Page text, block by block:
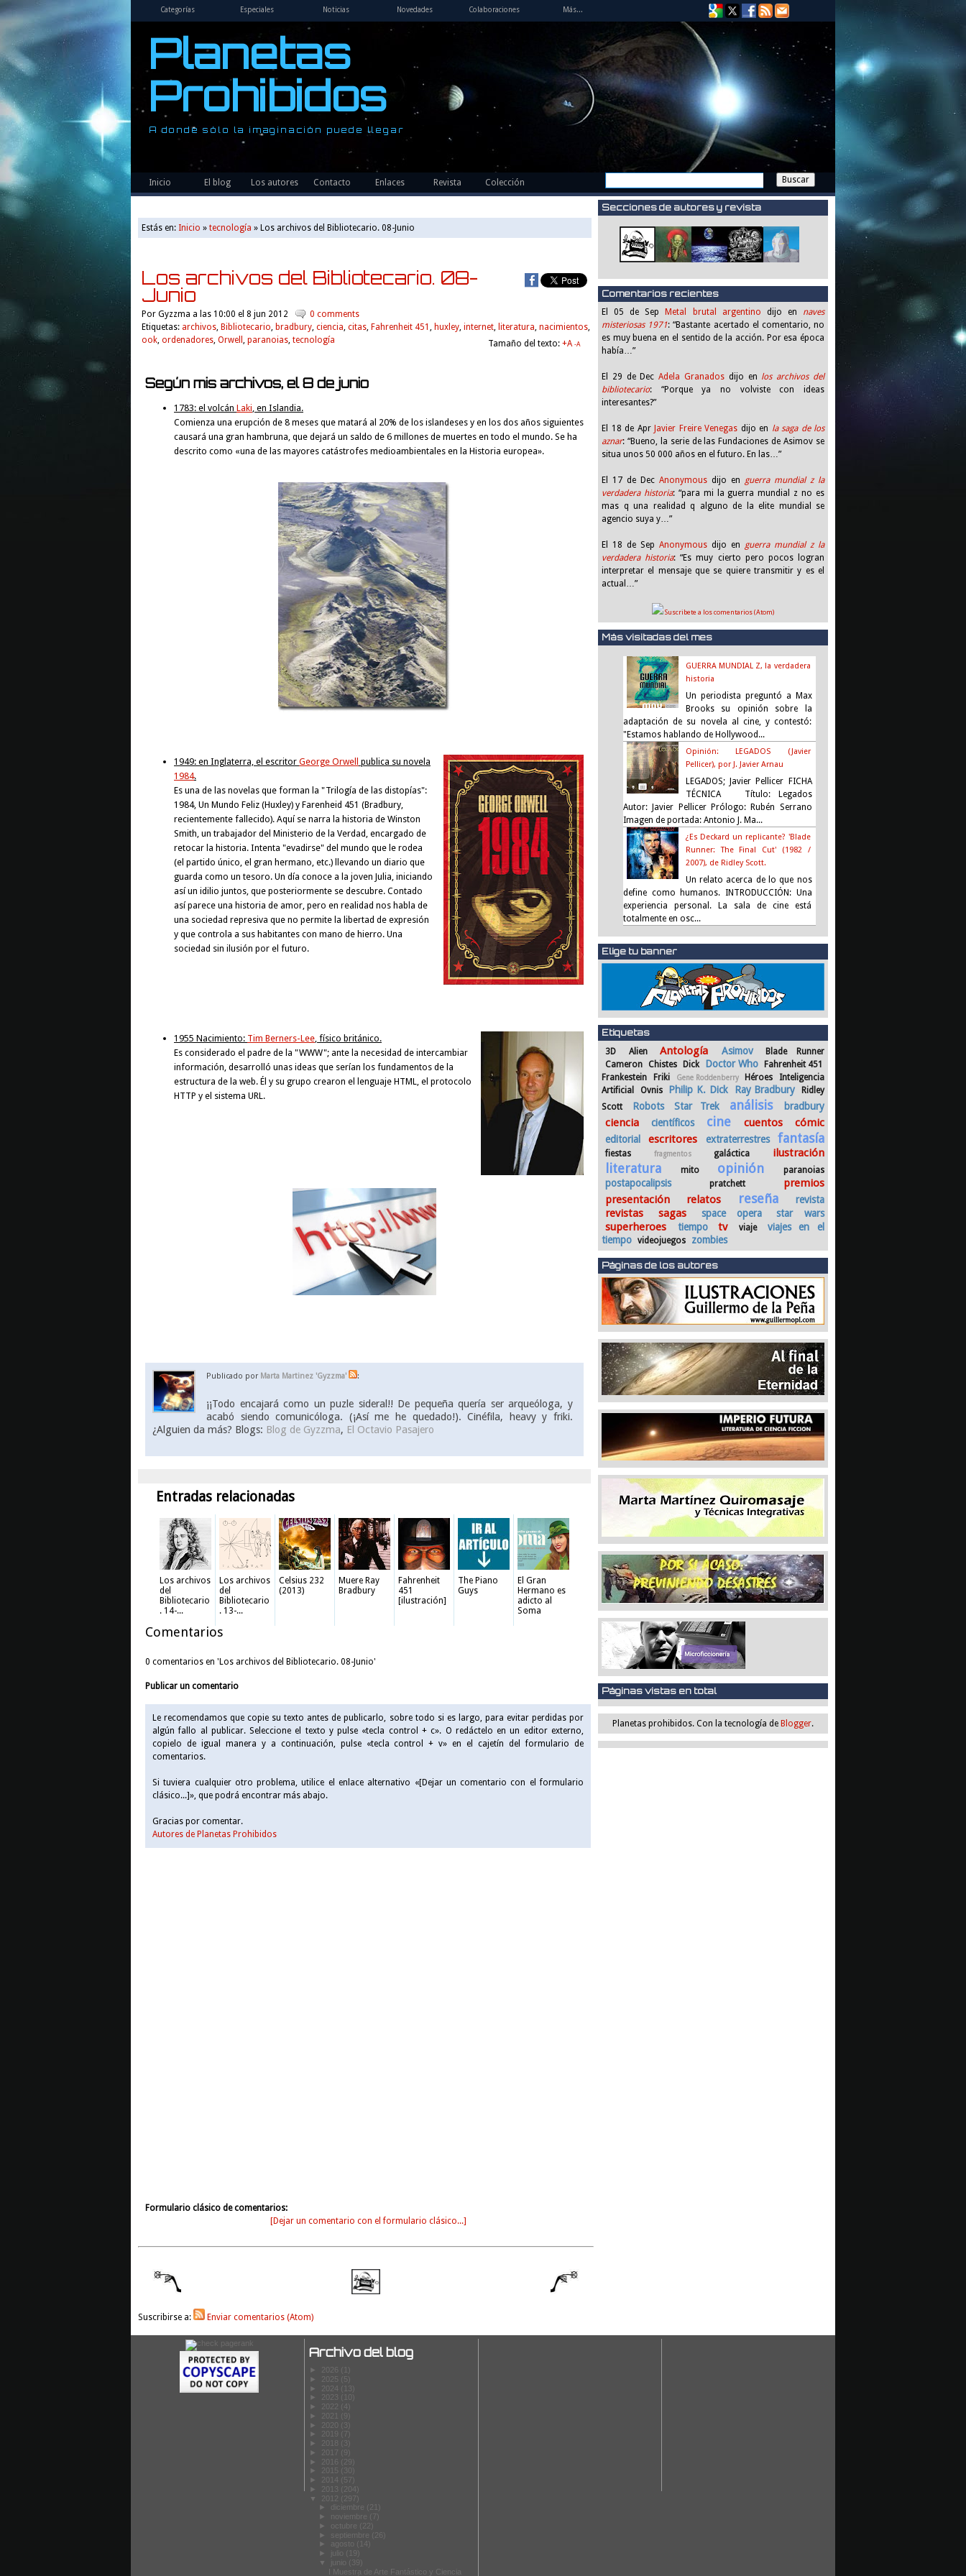
Categorías Especiales Noticias Novedades Colaboraciones Más...
Planetas
Prohibidos
A donde sólo la imaginación puede llegar
Inicio El blog Los autores Contacto Enlaces Revista Colección
Secciones de autores y revista
Comentarios recientes
El 05 de Sep Metal brutal argentino dijo en naves
misteriosas 1971: “Bastante acertado el comentario, no
es muy buena en el sentido de la acción. Por esa época
había…”
El 29 de DecAdela Granados dijo en los archivos del
bibliotecario: “Porque ya no volviste con ideas
interesantes?”
El 18 de Apr Javier Freire Venegas dijo en la saga de los
aznar: “Bueno, la serie de las Fundaciones de Asimov se
situa unos 50 000 años en el futuro. En las…”
El 17 de Dec Anonymous dijo en guerra mundial z la
verdadera historia: “para mi la guerra mundial z no es
mas q una realidad q alguno de la elite mundial se
agencio suya y…”
El 18 de Sep Anonymous dijo en guerra mundial z la
verdadera historia: “Es muy cierto pero pocos logran
interpretar el mensaje que se quiere transmitir y es el
actual…”
Suscribete a los comentarios (Atom)
Más visitadas del mes
GUERRA MUNDIAL Z, la verdadera
historia
Un periodista preguntó a Max
Brooks su opinión sobre la
adaptación de su novela al cine, y contestó:
"Estamos hablando de Hollywood...
Opinión: LEGADOS (Javier
Pellicer), por J. Javier Arnau
LEGADOS; Javier Pellicer FICHA
TÉCNICA Título: Legados
Autor: Javier Pellicer Prólogo: Rubén Serrano
Imagen de portada: Antonio J. Ma...
¿Es Deckard un replicante? 'Blade
Runner: The Final Cut' (1982 /
2007), de Ridley Scott.
Un relato acerca de lo que nos
define como humanos. INTRODUCCIÓN: Una
experiencia personal. La sala de cine está
totalmente en osc...
Elige tu banner
Etiquetas
3D Alien Antología Asimov
Blade Runner
Cameron
Chistes Dick Doctor Who
Fahrenheit 451
Frankestein
Friki Gene Roddenberry Héroes
Inteligencia
Artificial
Ovnis Philip K. Dick Ray Bradbury
Ridley
Scott
Robots Star Trek análisis bradbury
ciencia científicos cine cuentos cómic
editorial escritores extraterrestres fantasía
fiestas fragmentos galáctica ilustración
literatura mito opinión paranoias
postapocalipsis pratchett
premios
presentación
relatos reseña revista
revistas sagas space opera star wars
superheroes tiempo tv viaje
viajes en el
tiempo videojuegos zombies
Páginas de los autores
Páginas vistas en total
Planetas prohibidos. Con la tecnología de Blogger.
Estás en: Inicio » tecnología » Los archivos del Bibliotecario. 08-Junio
Los archivos del Bibliotecario. 08-
Junio
Por Gyzzma a las 10:00 el 8 jun 2012
0 comments
Etiquetas: archivos Bibliotecario bradbury ciencia citas Fahrenheit 451 huxley internet literatura nacimientos
ook ordenadores Orwell paranoias tecnología Tamaño del texto: +A -A
Según mis archivos, el 8 de junio
1783: el volcán Laki, en Islandia.
Comienza una erupción de 8 meses que matará al 20% de los islandeses y en los dos años siguientes
causará una gran hambruna, que dejará un saldo de 6 millones de muertes en todo el mundo. Se ha
descrito como «una de las mayores catástrofes medioambientales en la Historia europea».
1949: en Inglaterra, el escritor George Orwell publica su novela
1984.
Es una de las novelas que forman la "Trilogía de las distopías":
1984, Un Mundo Feliz (Huxley) y Farenheid 451 (Bradbury,
recientemente fallecido). Aquí se narra la historia de Winston
Smith, un trabajador del Ministerio de la Verdad, encargado de
retocar la historia. Intenta "evadirse" del mundo que le rodea
(el partido único, el gran hermano, etc.) llevando un diario que
guarda como un tesoro. Un día conoce a la joven Julia, iniciando
así un idilio juntos, que posteriormente se descubre. Contado
así parece una historia de amor, pero en realidad nos habla de
una sociedad represiva que no permite la libertad de expresión
y que controla a sus habitantes con mano de hierro. Una
sociedad sin ilusión por el futuro.
1955 Nacimiento: Tim Berners-Lee , físico británico.
Es considerado el padre de la "WWW"; ante la necesidad de intercambiar
información, desarrolló unas ideas que serían los fundamentos de la
estructura de la web. Él y su grupo crearon el lenguaje HTML, el protocolo
HTTP y el sistema URL.
Publicado por Marta Martinez 'Gyzzma' :
¡¡Todo encajará como un puzle sideral!! De pequeña quería ser arqueóloga, y
acabó siendo comunicóloga. (¡Así me he quedado!). Cinéfila, heavy y friki.
¿Alguien da más? Blogs: Blog de Gyzzma, El Octavio Pasajero
Entradas relacionadas
Los archivos
del
Bibliotecario
. 14-...
Los archivos
del
Bibliotecario
. 13-...
Celsius 232
(2013)
Muere Ray
Bradbury
Fahrenheit
451
[ilustración]
The Piano
Guys
El Gran
Hermano es
adicto al
Soma
Comentarios
0 comentarios en 'Los archivos del Bibliotecario. 08-Junio'
Publicar un comentario
Le recomendamos que copie su texto antes de publicarlo, sobre todo si es largo, para evitar perdidas por
algún fallo al publicar. Seleccione el texto y pulse «tecla control + c». O redáctelo en un editor externo,
copielo de igual manera y a continuación, pulse «tecla control + v» en el cajetín del formulario de
comentarios.
Si tuviera cualquier otro problema, utilice el enlace alternativo «[Dejar un comentario con el formulario
clásico...]», que podrá encontrar más abajo.
Gracias por comentar.
Autores de Planetas Prohibidos
Formulario clásico de comentarios:
[Dejar un comentario con el formulario clásico...]
Suscribirse a: Enviar comentarios (Atom)
Archivo del blog
► 2026 (1)
► 2025 (5)
► 2024 (13)
► 2023 (10)
► 2022 (4)
► 2021 (9)
► 2020 (3)
► 2019 (7)
► 2018 (3)
► 2017 (9)
► 2016 (29)
► 2015 (30)
► 2014 (57)
► 2013 (204)
▼ 2012 (297)
►
diciembre (21)
► noviembre (7)
►
octubre (22)
► septiembre (26)
►
agosto (14)
►
julio (19)
▼
junio (39)
I Muestra de Arte Fantástico y Ciencia